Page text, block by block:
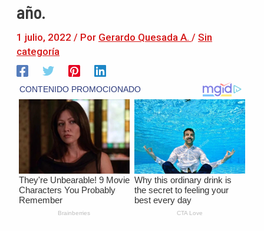
año.
1 julio, 2022 / Por Gerardo Quesada A. / Sin
categoría